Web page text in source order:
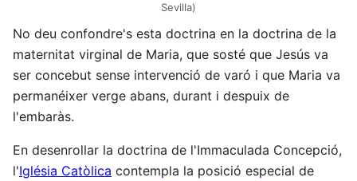
Sevilla)
No deu confondre's esta doctrina en la doctrina de la
maternitat virginal de Maria, que sosté que Jesús va
ser concebut sense intervenció de varó i que Maria va
permanéixer verge abans, durant i despuix de
l'embaràs.
En desenrollar la doctrina de l'Immaculada Concepció,
l'Iglésia Catòlica contempla la posició especial de